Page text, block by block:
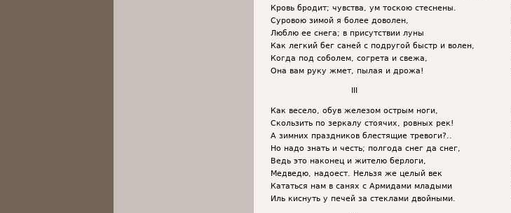
Кровь бродит; чувства, ум тоскою стеснены.
Суровою зимой я более доволен,
Люблю ее снега; в присутствии луны
Как легкий бег саней с подругой быстр и волен,
Когда под соболем, согрета и свежа,
Она вам руку жмет, пылая и дрожа!
Как весело, обув железом острым ноги,
Скользить по зеркалу стоячих, ровных рек!
А зимних праздников блестящие тревоги?..
Но надо знать и честь; полгода снег да снег,
Ведь это наконец и жителю берлоги,
Медведю, надоест. Нельзя же целый век
Кататься нам в санях с Армидами младыми
Иль киснуть у печей за стеклами двойными.